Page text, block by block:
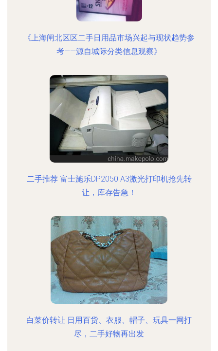
《上海闸北区区二手日用品市场兴起与现状趋势参
考——源自城际分类信息观察》
二手推荐 富士施乐DP2050 A3激光打印机抢先转
让，库存告急！
白菜价转让 日用百货、衣服、帽子、玩具一网打
尽，二手好物再出发